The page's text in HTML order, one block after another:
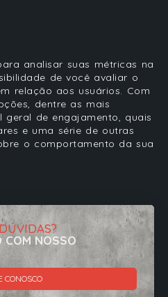
analisar suas métricas na
de você avaliar o
relação aos usuários. Com
dentre as mais
geral de engajamento, quais
e uma série de outras
o comportamento da sua
COM NOSSO
CONOSCO